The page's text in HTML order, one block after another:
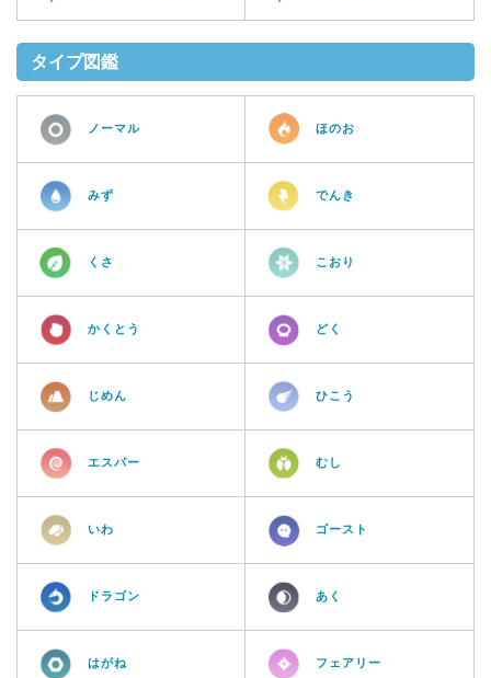
タイプ図鑑
ノーマル ほのお
みず でんき
くさ こおり
かくとう どく
じめん ひこう
エスパー むし
いわ ゴースト
ドラゴン あく
はがね フェアリー